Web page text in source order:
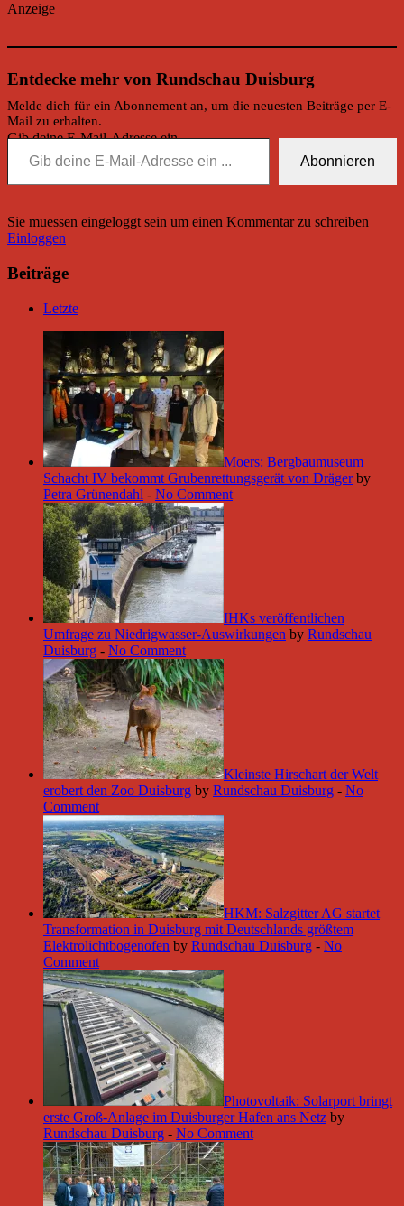
Anzeige
Entdecke mehr von Rundschau Duisburg
Melde dich für ein Abonnement an, um die neuesten Beiträge per E-
Mail zu erhalten.
Gib deine E-Mail-Adresse ein ...
Abonnieren
Sie muessen eingeloggt sein um einen Kommentar zu schreiben
Einloggen
Beiträge
Letzte
Moers: Bergbaumuseum
Schacht IV bekommt Grubenrettungsgerät von Dräger by
Petra Grünendahl - No Comment
IHKs veröffentlichen
Umfrage zu Niedrigwasser-Auswirkungen by Rundschau
Duisburg - No Comment
Kleinste Hirschart der Welt
erobert den Zoo Duisburg by Rundschau Duisburg - No
Comment
HKM: Salzgitter AG startet
Transformation in Duisburg mit Deutschlands größtem
Elektrolichtbogenofen by Rundschau Duisburg - No
Comment
Photovoltaik: Solarport bringt
erste Groß-Anlage im Duisburger Hafen ans Netz by
Rundschau Duisburg - No Comment